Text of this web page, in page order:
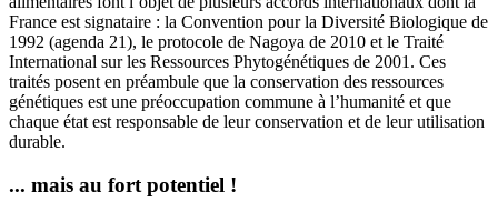
France est signataire : la Convention pour la Diversité Biologique de
1992 (agenda 21), le protocole de Nagoya de 2010 et le Traité
International sur les Ressources Phytogénétiques de 2001. Ces
traités posent en préambule que la conservation des ressources
génétiques est une préoccupation commune à l’humanité et que
chaque état est responsable de leur conservation et de leur utilisation
durable.
... mais au fort potentiel !